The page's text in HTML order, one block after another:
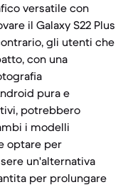
versatile con
il Galaxy S22 Plus
gli utenti che
con una
pura e
potrebbero
i modelli
optare per
un'alternativa
per prolungare